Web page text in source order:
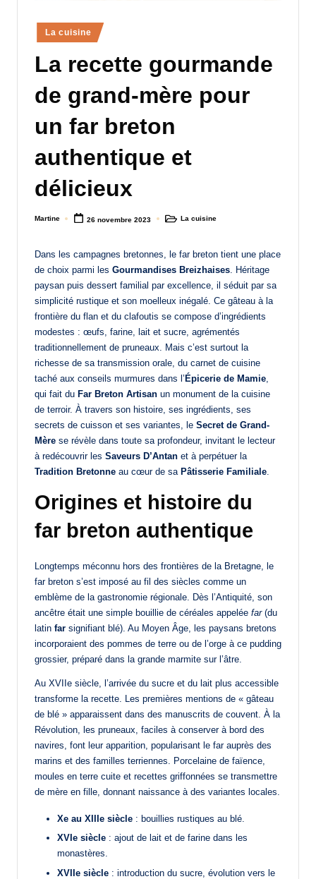
Posted
in
La cuisine
La recette gourmande
de grand-mère pour
un far breton
authentique et
délicieux
Posted
Martine 26 novembre 2023
PostedLa cuisine
Dans les campagnes bretonnes, le far breton tient une place
de choix parmi les Gourmandises Breizhaises. Héritage
paysan puis dessert familial par excellence, il séduit par sa
simplicité rustique et son moelleux inégalé. Ce gâteau à la
frontière du flan et du clafoutis se compose d’ingrédients
modestes : œufs, farine, lait et sucre, agrémentés
traditionnellement de pruneaux. Mais c’est surtout la
richesse de sa transmission orale, du carnet de cuisine
taché aux conseils murmures dans l’ Épicerie de Mamie,
qui fait du Far Breton Artisan un monument de la cuisine
de terroir. À travers son histoire, ses ingrédients, ses
secrets de cuisson et ses variantes, le Secret de Grand-
Mère se révèle dans toute sa profondeur, invitant le lecteur
à redécouvrir les Saveurs D’Antan et à perpétuer la
Tradition Bretonne au cœur de sa Pâtisserie Familiale.
Origines et histoire du
far breton authentique
Longtemps méconnu hors des frontières de la Bretagne, le
far breton s’est imposé au fil des siècles comme un
emblème de la gastronomie régionale. Dès l’Antiquité, son
ancêtre était une simple bouillie de céréales appelée far(du
latin far signifiant blé). Au Moyen Âge, les paysans bretons
incorporaient des pommes de terre ou de l’orge à ce pudding
grossier, préparé dans la grande marmite sur l’âtre.
Au XVIIe siècle, l’arrivée du sucre et du lait plus accessible
transforme la recette. Les premières mentions de « gâteau
de blé » apparaissent dans des manuscrits de couvent. À la
Révolution, les pruneaux, faciles à conserver à bord des
navires, font leur apparition, popularisant le far auprès des
marins et des familles terriennes. Porcelaine de faïence,
moules en terre cuite et recettes griffonnées se transmettre
de mère en fille, donnant naissance à des variantes locales.
Xe au XIIIe siècle : bouillies rustiques au blé.
XVIe siècle : ajout de lait et de farine dans les
monastères.
XVIIe siècle : introduction du sucre, évolution vers le